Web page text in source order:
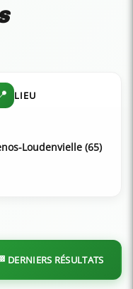
LIEU
Loudenvielle (65)
DERNIERS RÉSULTATS